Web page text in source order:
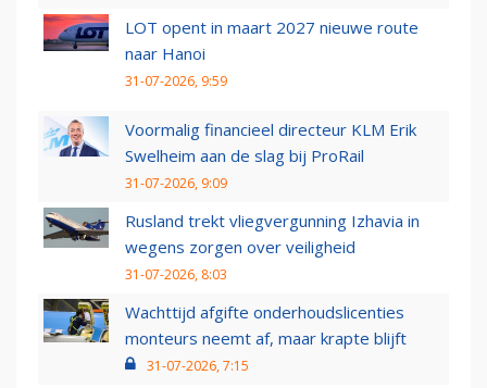
LOT opent in maart 2027 nieuwe route
naar Hanoi
31-07-2026, 9:59
Voormalig financieel directeur KLM Erik
Swelheim aan de slag bij ProRail
31-07-2026, 9:09
Rusland trekt vliegvergunning Izhavia in
wegens zorgen over veiligheid
31-07-2026, 8:03
Wachttijd afgifte onderhoudslicenties
monteurs neemt af, maar krapte blijft
31-07-2026, 7:15